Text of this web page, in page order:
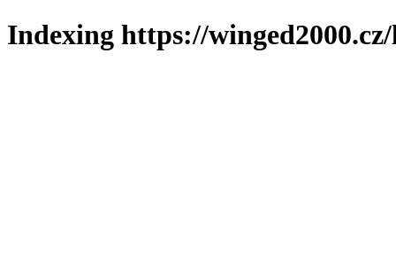
Indexing https://